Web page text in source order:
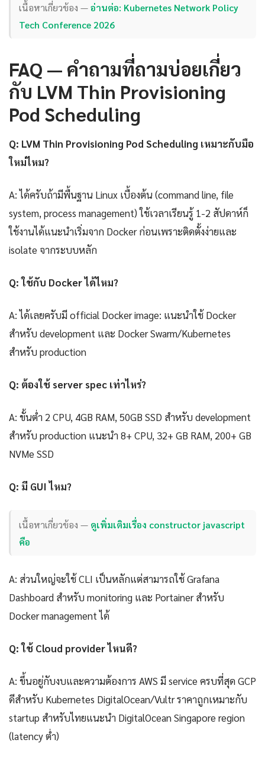
เนื้อหาเกี่ยวข้อง —อ่านต่อ: Kubernetes Network Policy
Tech Conference 2026
FAQ — คำถามที่ถามบ่อยเกี่ยว
กับ LVM Thin Provisioning
Pod Scheduling
Q: LVM Thin Provisioning Pod Scheduling เหมาะกับมือ
ใหม่ไหม?
A: ได้ครับถ้ามีพื้นฐาน Linux เบื้องต้น (command line, file
system, process management) ใช้เวลาเรียนรู้ 1-2 สัปดาห์ก็
ใช้งานได้แนะนำเริ่มจาก Docker ก่อนเพราะติดตั้งง่ายและ
isolate จากระบบหลัก
Q: ใช้กับ Docker ได้ไหม?
A: ได้เลยครับมี official Docker image: แนะนำใช้ Docker
สำหรับ development และ Docker Swarm/Kubernetes
สำหรับ production
Q: ต้องใช้ server spec เท่าไหร่?
A: ขั้นต่ำ 2 CPU, 4GB RAM, 50GB SSD สำหรับ development
สำหรับ production แนะนำ 8+ CPU, 32+ GB RAM, 200+ GB
NVMe SSD
Q: มี GUI ไหม?
เนื้อหาเกี่ยวข้อง — ดูเพิ่มเติมเรื่อง constructor javascript
คือ
A: ส่วนใหญ่จะใช้ CLI เป็นหลักแต่สามารถใช้ Grafana
Dashboard สำหรับ monitoring และ Portainer สำหรับ
Docker management ได้
Q: ใช้ Cloud provider ไหนดี?
A: ขึ้นอยู่กับงบและความต้องการ AWS มี service ครบที่สุด GCP
ดีสำหรับ Kubernetes DigitalOcean/Vultr ราคาถูกเหมาะกับ
startup สำหรับไทยแนะนำ DigitalOcean Singapore region
(latency ต่ำ)